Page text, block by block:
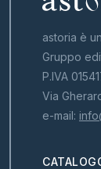
astoria è
Gruppo
P.IVA
Via
e-mail: